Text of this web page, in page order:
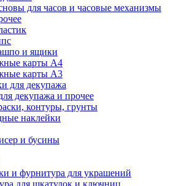
для часов и часовые механизмы
и ящики
карты А4
карты А3
для декупажа
декупажа и прочее
контуры, грунты
наклейки
и бусины
и фурнитура для украшений
для шкатулок и ключниц